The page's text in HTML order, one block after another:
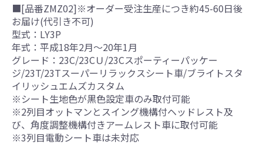
■[品番ZMZ02]※オーダー受注生産につき約45-60日後
お届け(代引き不可)
型式：LY3P
年式：平成18年2月～20年1月
グレード：23C/23CＵ/23Cスポーティーパッケー
ジ/23T/23Tスーパーリラックスシート車/ブライトスタ
イリッシュエムズカスタム
※シート生地色が黒色設定車のみ取付可能
※2列目オットマンとスイング機構付ヘッドレスト及
び、角度調整機構付きアームレスト車に取付可能
※3列目電動シート車は未対応